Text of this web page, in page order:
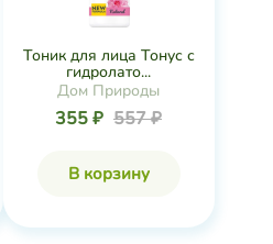
Тоник для лица Тонус с
гидролато...
Дом Природы
355 ₽ 557 ₽
В корзину